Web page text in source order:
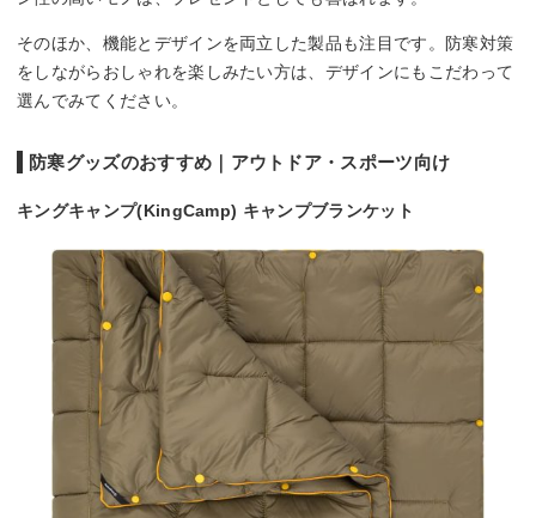
そのほか、機能とデザインを両立した製品も注目です。防寒対策
をしながらおしゃれを楽しみたい方は、デザインにもこだわって
選んでみてください。
防寒グッズのおすすめ｜アウトドア・スポーツ向け
キングキャンプ(KingCamp) キャンプブランケット